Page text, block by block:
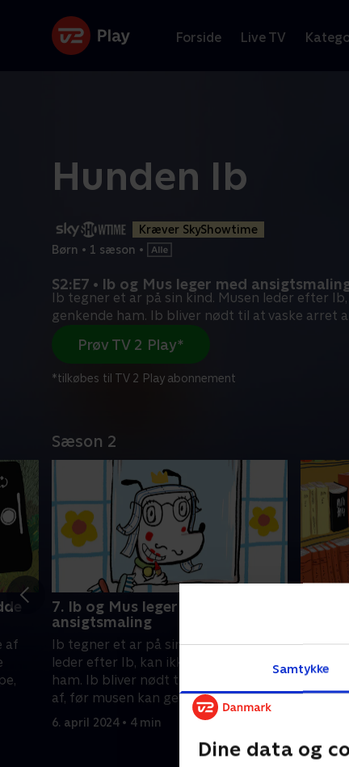
Samtykke
Dine data og
Forside Live TV
Hunden Ib
Kræver SkyShowtime
Børn • 1 sæson •
S2:E7 • Ib og Mus leger med
Ib tegner et ar på sin kind. Musen leder efter
genkende ham. Ib bliver nødt til at vaske arret
Prøv TV 2 Play*
*tilkøbes til TV 2 Play abonnement
Sæson 2
af
7. Ib og Mus leger med
ansigtsmaling
Ib tegner et ar på sin kind. Musen
leder efter Ib, kan ikke genkende
ham. Ib bliver nødt til at vaske arret
af, før musen kan genkende sin gamle
ven igen
6. april 2024 • 4 min
musen
de